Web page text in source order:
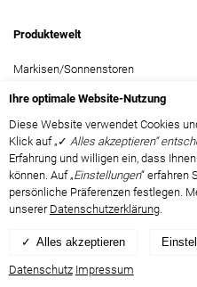
Produktewelt
Markisen/Sonnenstoren
Seitenbeschattungen
Pergolamarkisen & Lamellendächer
Wintergartenmarkisen
Glas-Terrassendächer
Fenstermarkisen
Rollläden
Motorisierung & Smarthome
Ihre optimale Website-Nutzung
Diese Website verwendet Cookies
Klick auf „✓ Alles akzeptieren“
Erfahrung und willigen ein, dass
können. Auf „Einstellungen“ erfahren
persönliche Präferenzen festlegen.
unserer Datenschutzerklärung.
Alles akzeptieren
Datenschutz Impressum